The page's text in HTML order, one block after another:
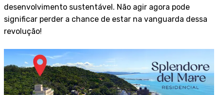
desenvolvimento sustentável. Não agir agora pode
significar perder a chance de estar na vanguarda dessa
revolução!